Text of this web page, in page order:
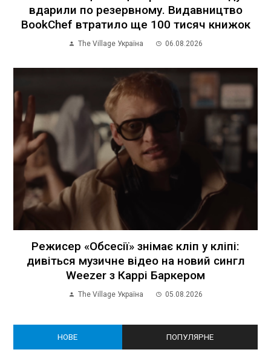
вдарили по резервному. Видавництво
BookChef втратило ще 100 тисяч книжок
The Village Україна 06.08.2026
Режисер «Обсесії» знімає кліп у кліпі:
дивіться музичне відео на новий сингл
Weezer з Каррі Баркером
The Village Україна 05.08.2026
НОВЕ ПОПУЛЯРНЕ